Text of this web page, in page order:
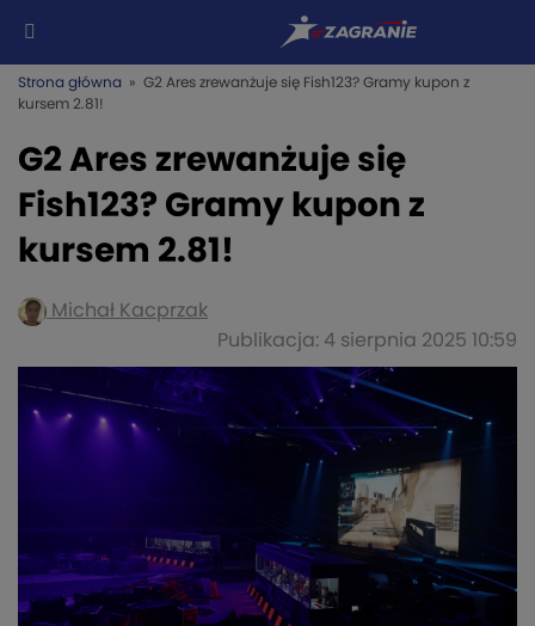
Strona główna » G2 Ares zrewanżuje się Fish123? Gramy kupon z
kursem 2.81!
G2 Ares zrewanżuje się
Fish123? Gramy kupon z
kursem 2.81!
Michał Kacprzak
Publikacja: 4 sierpnia 2025 10:59